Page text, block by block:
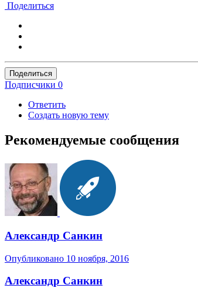
Поделиться
Поделиться
Подписчики 0
Ответить
Создать новую тему
Рекомендуемые сообщения
Александр Санкин
Опубликовано 10 ноября, 2016
Александр Санкин